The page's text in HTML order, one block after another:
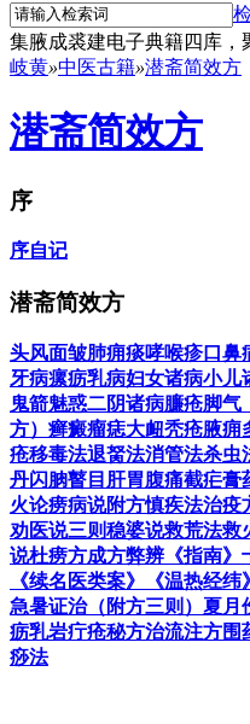
集腋成裘建电子典籍四库，
岐黄»中医古籍»潜斋简效方
潜斋简效方
序
序自记
潜斋简效方
头风面皱肺痈痰哮喉疹口鼻
牙病瘰疬乳病妇女诸病小儿
鬼箭魅惑二阴诸病臁疮脚气
方） 癣癜瘤痣大衄秃疮腋痈
疮移毒法退胬法消管法杀虫
丹闪朒瞽目 肝胃腹痛截疟膏
火论痨病说附方慎疾法治疫
劝医说三则稳婆说救荒法救
说杜痨方成方弊辨《指南》
《续名医类案》
《温热经
急暑证治（附方三则） 夏月
疬乳岩疔疮秘方治流注方围
痧法